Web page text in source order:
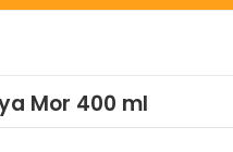
Mor 400 ml